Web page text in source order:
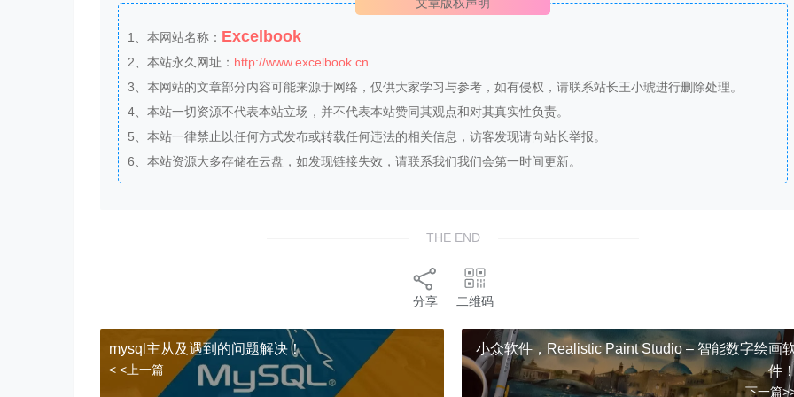
1、本网站名称： Excelbook
2、本站永久网址： http://www.excelbook.cn
3、本网站的文章部分内容可能来源于网络，仅供大家学习与参考，如有侵权，请联系站长王小琥进行删除处理。
4、本站一切资源不代表本站立场，并不代表本站赞同其观点和对其真实性负责。
5、本站一律禁止以任何方式发布或转载任何违法的相关信息，访客发现请向站长举报。
6、本站资源大多存储在云盘，如发现链接失效，请联系我们我们会第一时间更新。
THE END
分享 二维码
mysql主从及遇到的问题解决！
< <上一篇
小众软件，Realistic Paint Studio – 智能数字绘画
件！
下一篇